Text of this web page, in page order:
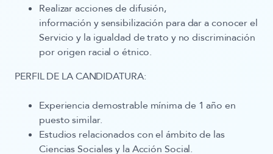
Realizar acciones de difusión,
información ysensibilización para dar a conocer el
Servicio y la igualdad de trato y no discriminación
por origen racial o étnico.
PERFIL DE LA CANDIDATURA:
Experiencia demostrable mínima de 1 año en
puesto similar.
Estudios relacionados con el ámbito de las
Ciencias Sociales y la Acción Social.